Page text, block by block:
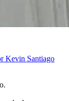
Kevin Santiago